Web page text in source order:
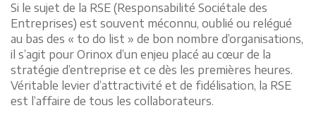
Si le sujet de la RSE (Responsabilité Sociétale des
Entreprises) est souvent méconnu, oublié ou relégué
au bas des « to do list » de bon nombre d’organisations,
il s’agit pour Orinox d’un enjeu placé au cœur de la
stratégie d’entreprise et ce dès les premières heures.
Véritable levier d’attractivité et de fidélisation, la RSE
est l’affaire de tous les collaborateurs.